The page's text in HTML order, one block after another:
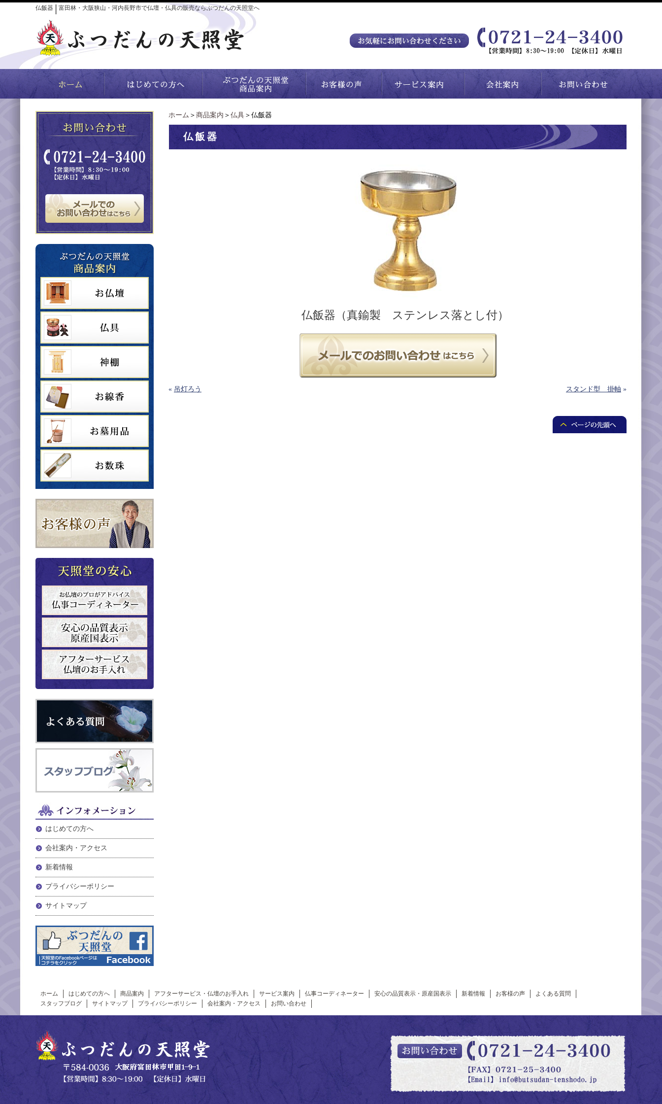
仏飯器 富田林・大阪狭山・河内長野市で仏壇・仏具の販売ならぶつだんの天照堂へ
ホーム ＞ 商品案内 ＞ 仏具 ＞仏飯器
仏飯器
仏飯器（真鍮製 ステンレス落とし付）
« 吊灯ろう スタンド型 掛軸 »
はじめての方へ
会社案内・アクセス
新着情報
プライバシーポリシー
サイトマップ
ホーム はじめての方へ 商品案内 アフターサービス・仏壇のお手入れ サービス案内 仏事コーディネーター 安心の品質表示・原産国表示 新着情報 お客様の声
よくある質問
スタッフブログ
サイトマップ プライバシーポリシー 会社案内・アクセス お問い合わせ